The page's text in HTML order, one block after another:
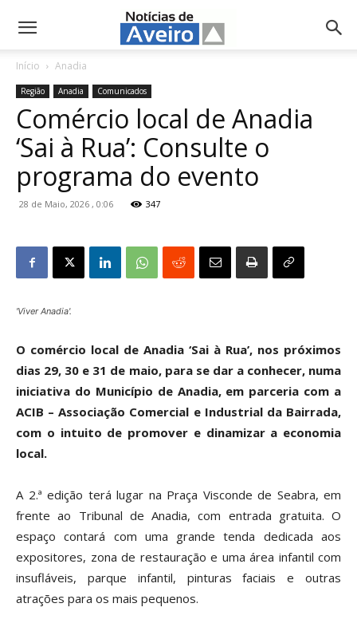
NotíciasdeAveiro.pt
Início Anadia
Região Anadia Comunicados
Comércio local de Anadia
‘Sai à Rua’: Consulte o
programa do evento
28 de Maio, 2026 , 0:06 347
'Viver Anadia'.
O comércio local de Anadia ‘Sai à Rua’, nos próximos
dias 29, 30 e 31 de maio, para se dar a conhecer, numa
iniciativa do Município de Anadia, em parceria com a
ACIB – Associação Comercial e Industrial da Bairrada,
com o intuito de promover e dinamizar a economia
local.
A 2.ª edição terá lugar na Praça Visconde de Seabra, em
frente ao Tribunal de Anadia, com entrada gratuita. O
espaço contará com uma grande tenda dedicada aos
expositores, zona de restauração e uma área infantil com
insufláveis, parque infantil, pinturas faciais e outras
atrações para os mais pequenos.